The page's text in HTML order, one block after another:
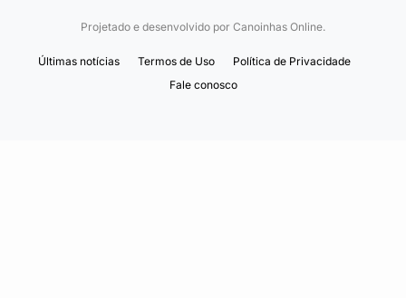
Projetado e desenvolvido por Canoinhas Online.
Últimas notícias Termos de Uso
Política de Privacidade
Fale conosco